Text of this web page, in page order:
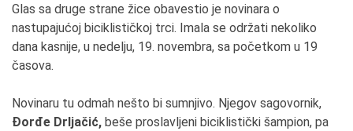
Glas sa druge strane žice obavestio je novinara o
nastupajućoj biciklističkoj trci. Imala se održati nekoliko
dana kasnije, u nedelju, 19. novembra, sa početkom u 19
časova.
Novinaru tu odmah nešto bi sumnjivo. Njegov sagovornik,
Đorđe Drljačić, beše proslavljeni biciklistički šampion, pa